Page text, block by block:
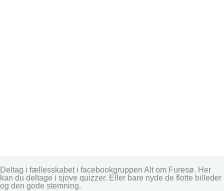
Deltag i fællesskabet i facebookgruppen Alt om Furesø. Her
kan du deltage i sjove quizzer. Eller bare nyde de flotte billeder
og den gode stemning.